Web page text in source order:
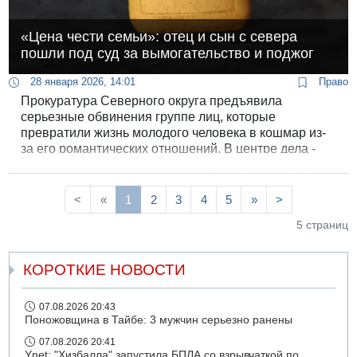
«Цена чести семьи»: отец и сын с севера
пошли под суд за вымогательство и поджог
28 января 2026, 14:01 Право
Прокуратура Северного округа предъявила
серьезные обвинения группе лиц, которые
превратили жизнь молодого человека в кошмар из-
за его романтических отношений. В центре дела -
<
« 1 2 3 4 5 » >
5 страниц
КОРОТКИЕ НОВОСТИ
07.08.2026 20:43
Поножовщина в Тайбе: 3 мужчин серьезно ранены
07.08.2026 20:41